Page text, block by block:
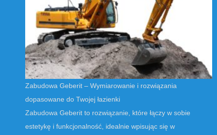
Zabudowa Geberit – Wymiarowanie i rozwiązania
dopasowane do Twojej łazienki
Zabudowa Geberit to rozwiązanie, które łączy w sobie
estetykę i funkcjonalność, idealnie wpisując się w